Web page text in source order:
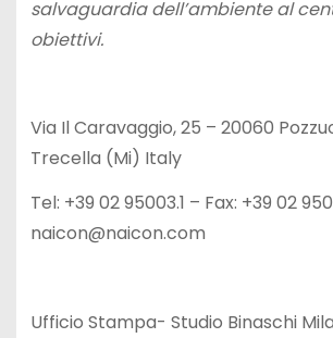
salvaguardia dell’ambiente al
obiettivi.
Via Il Caravaggio, 25 – 20060
Trecella (Mi) Italy
Tel: +39 02 95003.1 – Fax: +39 02
naicon@naicon.com
Ufficio Stampa- Studio Binaschi